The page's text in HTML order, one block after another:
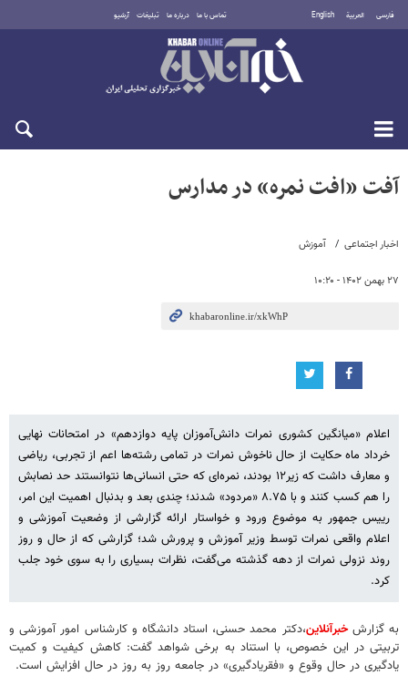
فارسی العربية English تماس با ما درباره ما تبلیغات آرشیو
پنجشنبه ۱۵ مرداد ۱۴۰۵
اخبار اجتماعی آموزش
۲۷ بهمن ۱۴۰۲ - ۱۰:۲۰
آفت «افت نمره» در مدارس
اعلام «میانگین کشوری نمرات دانش‌آموزان پایه دوازدهم» در امتحانات نهایی
خرداد ماه حکایت از حال ناخوش نمرات در تمامی رشته‌ها اعم از تجربی، ریاضی
و معارف داشت که زیر۱۲ بودند، نمره‌ای که حتی انسانی‌ها نتوانستند حد نصابش
را هم کسب کنند و با ۸.۷۵ «مردود» شدند؛ چندی بعد و بدنبال اهمیت این امر،
رییس جمهور به موضوع ورود و خواستار ارائه گزارشی از وضعیت آموزشی و
اعلام واقعی نمرات توسط وزیر آموزش و پرورش شد؛ گزارشی که از حال و روز
روند نزولی نمرات از دهه گذشته می‌گفت، نظرات بسیاری را به سوی خود جلب
کرد.
به گزارشخبرآنلاین،دکتر محمد حسنی، استاد دانشگاه و کارشناس امور آموزشی و
تربیتی در این خصوص، با استناد به برخی شواهد گفت: کاهش کیفیت و کمیت
یادگیری در حال وقوع و «فقریادگیری» در جامعه روز به روز در حال افزایش است.